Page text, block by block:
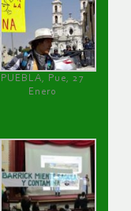
PUEBLA, Pue, 27
Enero